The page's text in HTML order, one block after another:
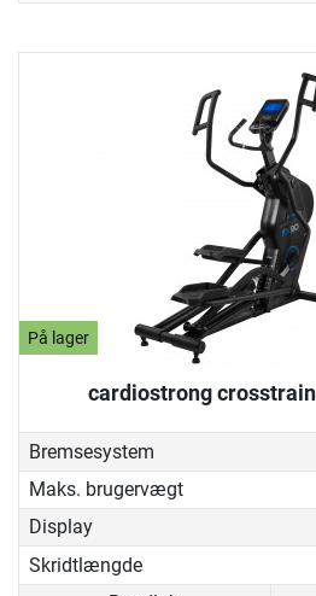
På lager
cardiostrong
Bremsesystem
Maks. brugervægt
Display
Skridtlængde